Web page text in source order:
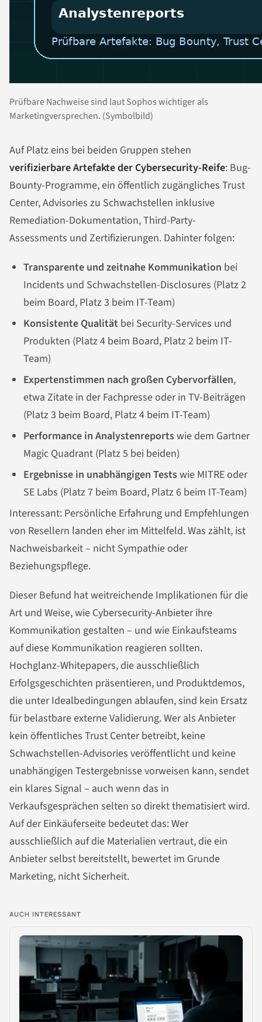
Prüfbare Nachweise sind laut Sophos wichtiger als
Marketingversprechen. (Symbolbild)
Auf Platz eins bei beiden Gruppen stehen
verifizierbare Artefakte der Cybersecurity-Reife: Bug-
Bounty-Programme, ein öffentlich zugängliches Trust
Center, Advisories zu Schwachstellen inklusive
Remediation-Dokumentation, Third-Party-
Assessments und Zertifizierungen. Dahinter folgen:
Transparente und zeitnahe Kommunikation bei
Incidents und Schwachstellen-Disclosures (Platz 2
beim Board, Platz 3 beim IT-Team)
Konsistente Qualität bei Security-Services und
Produkten (Platz 4 beim Board, Platz 2 beim IT-
Team)
Expertenstimmen nach großen Cybervorfällen,
etwa Zitate in der Fachpresse oder in TV-Beiträgen
(Platz 3 beim Board, Platz 4 beim IT-Team)
Performance in Analystenreportswie dem Gartner
Magic Quadrant (Platz 5 bei beiden)
Ergebnisse in unabhängigen Testswie MITRE oder
SE Labs (Platz 7 beim Board, Platz 6 beim IT-Team)
Interessant: Persönliche Erfahrung und Empfehlungen
von Resellern landen eher im Mittelfeld. Was zählt, ist
Nachweisbarkeit – nicht Sympathie oder
Beziehungspflege.
Dieser Befund hat weitreichende Implikationen für die
Art und Weise, wie Cybersecurity-Anbieter ihre
Kommunikation gestalten – und wie Einkaufsteams
auf diese Kommunikation reagieren sollten.
Hochglanz-Whitepapers, die ausschließlich
Erfolgsgeschichten präsentieren, und Produktdemos,
die unter Idealbedingungen ablaufen, sind kein Ersatz
für belastbare externe Validierung. Wer als Anbieter
kein öffentliches Trust Center betreibt, keine
Schwachstellen-Advisories veröffentlicht und keine
unabhängigen Testergebnisse vorweisen kann, sendet
ein klares Signal – auch wenn das in
Verkaufsgesprächen selten so direkt thematisiert wird.
Auf der Einkäuferseite bedeutet das: Wer
ausschließlich auf die Materialien vertraut, die ein
Anbieter selbst bereitstellt, bewertet im Grunde
Marketing, nicht Sicherheit.
AUCH INTERESSANT